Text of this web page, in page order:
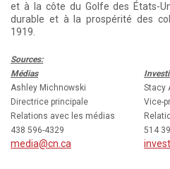
et à la côte du Golfe des États-
durable et à la prospérité des
1919.
Sources:
Médias
Ashley Michnowski
Stacy
Directrice principale
Vice-
Relations avec les médias
438 596-4329
media@cn.ca
514